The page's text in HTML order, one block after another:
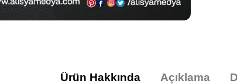
Ürün Hakkında Açıklama